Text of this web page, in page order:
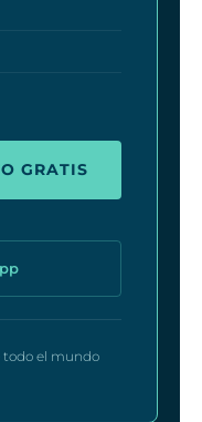
GRATIS
todo el mundo